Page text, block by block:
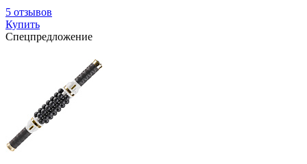
5 отзывов
Купить
Спецпредложение